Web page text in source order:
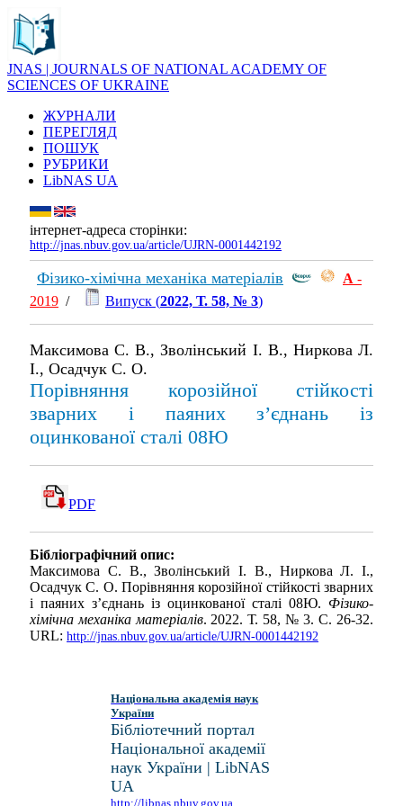
JNAS | JOURNALS OF NATIONAL ACADEMY OF
SCIENCES OF UKRAINE
ЖУРНАЛИ
ПЕРЕГЛЯД
ПОШУК
РУБРИКИ
LibNAS UA
інтернет-адреса сторінки:
http://jnas.nbuv.gov.ua/article/UJRN-0001442192
Фізико-хімічна механіка матеріалів А -
2019 / Випуск (2022, Т. 58, № 3)
Максимова С. В., Зволінський І. В., Ниркова Л.
І., Осадчук С. О.
Порівняння корозійної стійкості
зварних і паяних з’єднань із
оцинкованої сталі 08Ю
PDF
Бібліографічний опис:
Максимова С. В., Зволінський І. В., Ниркова Л. І.,
Осадчук С. О. Порівняння корозійної стійкості зварних
і паяних з’єднань із оцинкованої сталі 08Ю. Фізико-
хімічна механіка матеріалів. 2022. Т. 58, № 3. С. 26-32.
URL: http://jnas.nbuv.gov.ua/article/UJRN-0001442192
Національна академія наук
України
Бібліотечний портал
Національної академії
наук України | LibNAS
UA
http://libnas.nbuv.gov.ua